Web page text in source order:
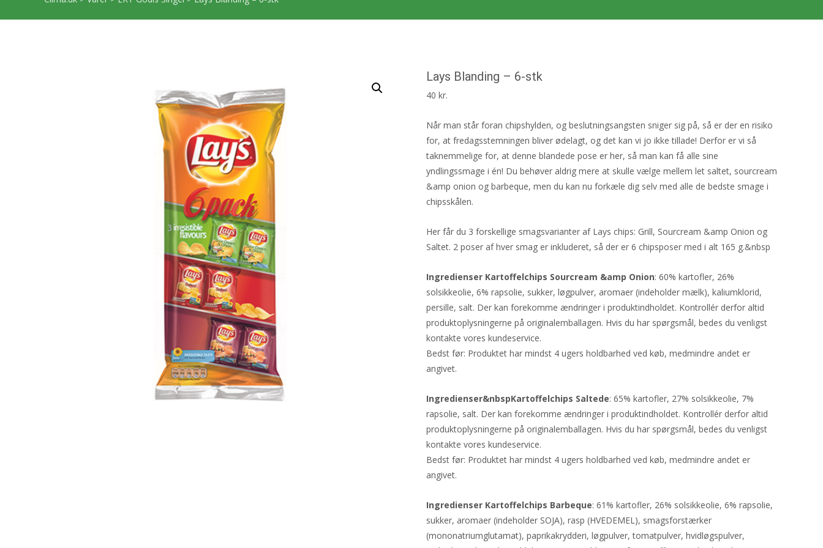
Lays Blanding – 6-stk
40 kr.
Når man står foran chipshylden, og beslutningsangsten sniger sig på, så er der en risiko
for, at fredagsstemningen bliver ødelagt, og det kan vi jo ikke tillade! Derfor er vi så
taknemmelige for, at denne blandede pose er her, så man kan få alle sine
yndlingssmage i én! Du behøver aldrig mere at skulle vælge mellem let saltet, sourcream
&amp onion og barbeque, men du kan nu forkæle dig selv med alle de bedste smage i
chipsskålen.
Her får du 3 forskellige smagsvarianter af Lays chips: Grill, Sourcream &amp Onion og
Saltet. 2 poser af hver smag er inkluderet, så der er 6 chipsposer med i alt 165 g.&nbsp
Ingredienser Kartoffelchips Sourcream &amp Onion: 60% kartofler, 26%
solsikkeolie, 6% rapsolie, sukker, løgpulver, aromaer (indeholder mælk), kaliumklorid,
persille, salt. Der kan forekomme ændringer i produktindholdet. Kontrollér derfor altid
produktoplysningerne på originalemballagen. Hvis du har spørgsmål, bedes du venligst
kontakte vores kundeservice.
Bedst før: Produktet har mindst 4 ugers holdbarhed ved køb, medmindre andet er
angivet.
Ingredienser&nbspKartoffelchips Saltede: 65% kartofler, 27% solsikkeolie, 7%
rapsolie, salt. Der kan forekomme ændringer i produktindholdet. Kontrollér derfor altid
produktoplysningerne på originalemballagen. Hvis du har spørgsmål, bedes du venligst
kontakte vores kundeservice.
Bedst før: Produktet har mindst 4 ugers holdbarhed ved køb, medmindre andet er
angivet.
Ingredienser Kartoffelchips Barbeque: 61% kartofler, 26% solsikkeolie, 6% rapsolie,
sukker, aromaer (indeholder SOJA), rasp (HVEDEMEL), smagsforstærker
(mononatriumglutamat), paprikakrydderi, løgpulver, tomatpulver, hvidløgspulver,